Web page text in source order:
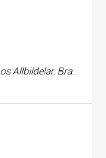
när jag kom dit med husvagnen. Registrerin...